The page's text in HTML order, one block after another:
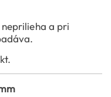
a pri